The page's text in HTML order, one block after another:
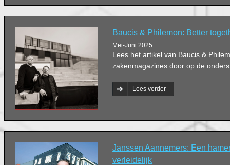
Baucis & Philemon: Better
Mei-Juni 2025
Lees het artikel van Baucis &
zakenmagazines door op de
Lees verder
Janssen Aannemers: Een
verleidelijk